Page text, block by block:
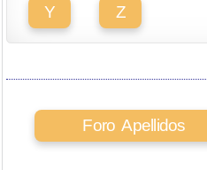
Y Z
Foro Apellidos